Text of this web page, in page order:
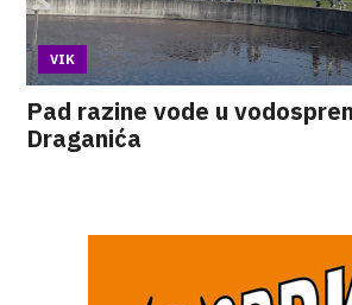
VIK
Pad razine vode u
Draganića